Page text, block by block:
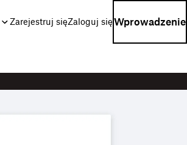
Zarejestruj sięZaloguj sięWprowadzenie